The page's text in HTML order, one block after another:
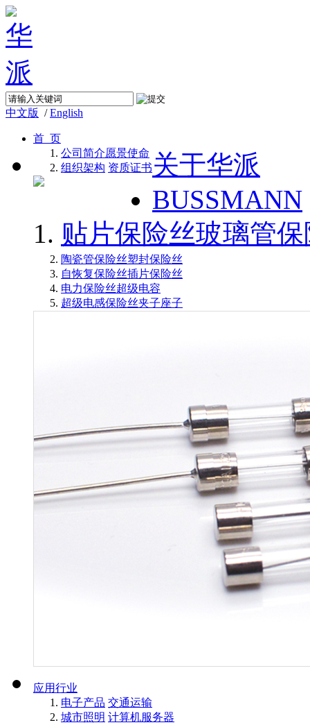
中文版 /English
首 页
关于华派
公司简介愿景使命
组织架构 资质证书
BUSSMANN
贴片保险丝玻璃管
陶瓷管保险丝塑封保险丝
自恢复保险丝插片保险丝
电力保险丝超级电容
超级电感保险丝夹子座子
应用行业
电子产品 交通运输
城市照明 计算机服务器